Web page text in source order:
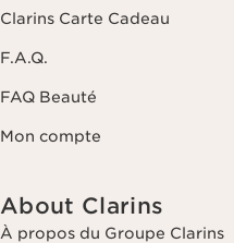
Clarins Carte Cadeau
F.A.Q.
FAQ Beauté
Mon compte
About Clarins
À propos du Groupe Clarins